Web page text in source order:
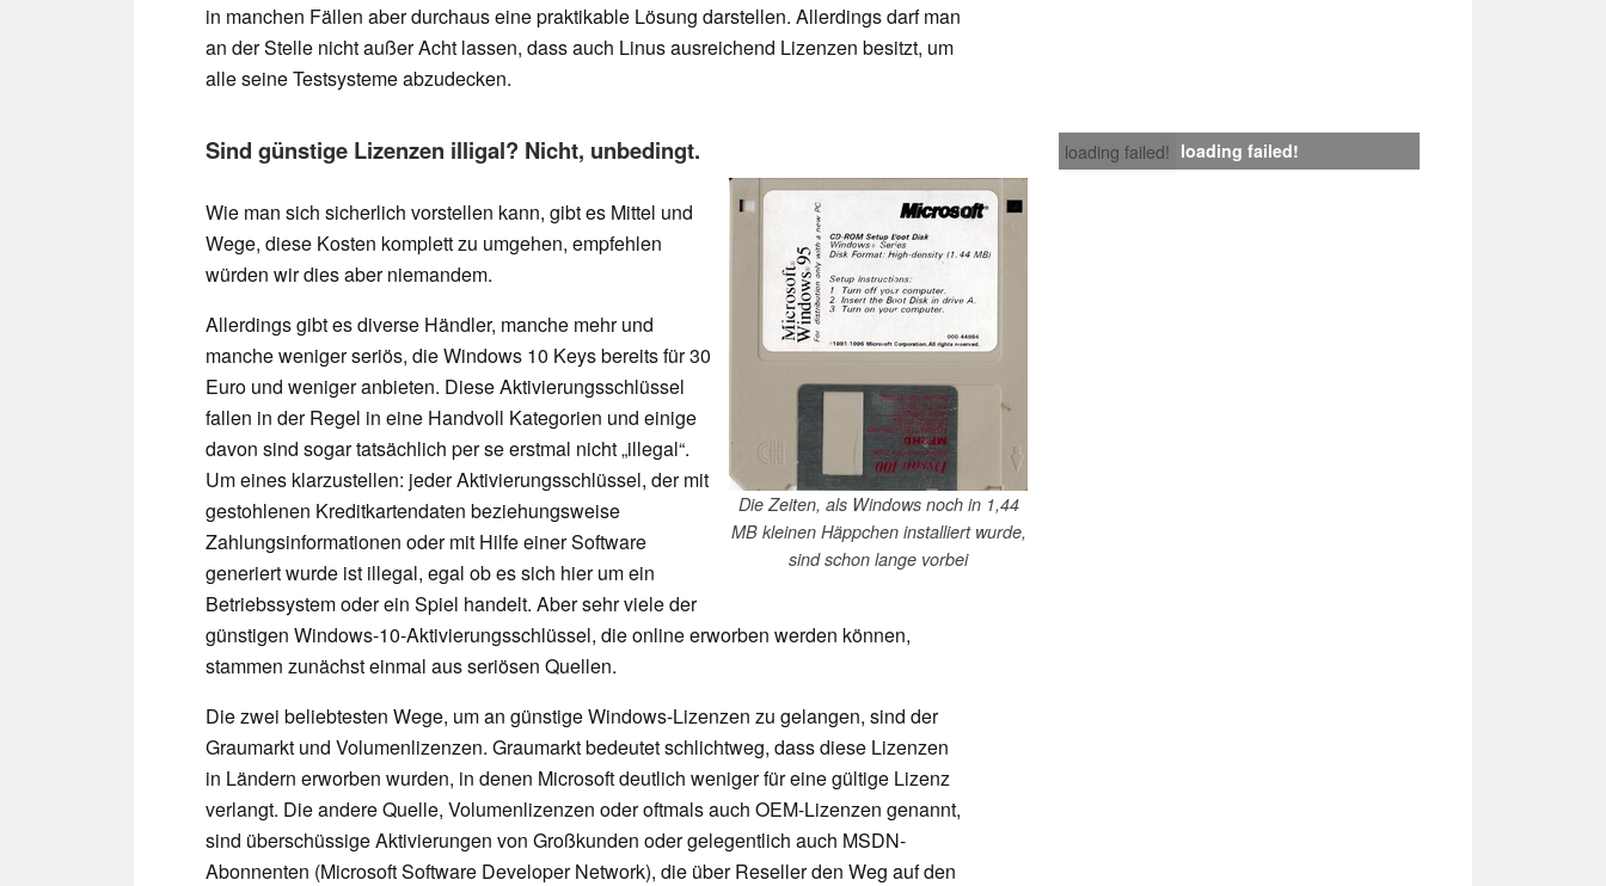
in manchen Fällen aber durchaus eine praktikable Lösung darstellen. Allerdings darf man
an der Stelle nicht außer Acht lassen, dass auch Linus ausreichend Lizenzen besitzt, um
alle seine Testsysteme abzudecken.
loading failed! loading failed!
Sind günstige Lizenzen illigal? Nicht, unbedingt.
Die Zeiten, als Windows noch in 1,44
MB kleinen Häppchen installiert wurde,
sind schon lange vorbei
Wie man sich sicherlich vorstellen kann, gibt es Mittel und
Wege, diese Kosten komplett zu umgehen, empfehlen
würden wir dies aber niemandem.
Allerdings gibt es diverse Händler, manche mehr und
manche weniger seriös, die Windows 10 Keys bereits für 30
Euro und weniger anbieten. Diese Aktivierungsschlüssel
fallen in der Regel in eine Handvoll Kategorien und einige
davon sind sogar tatsächlich per se erstmal nicht „illegal“.
Um eines klarzustellen: jeder Aktivierungsschlüssel, der mit
gestohlenen Kreditkartendaten beziehungsweise
Zahlungsinformationen oder mit Hilfe einer Software
generiert wurde ist illegal, egal ob es sich hier um ein
Betriebssystem oder ein Spiel handelt. Aber sehr viele der
günstigen Windows-10-Aktivierungsschlüssel, die online erworben werden können,
stammen zunächst einmal aus seriösen Quellen.
Die zwei beliebtesten Wege, um an günstige Windows-Lizenzen zu gelangen, sind der
Graumarkt und Volumenlizenzen. Graumarkt bedeutet schlichtweg, dass diese Lizenzen
in Ländern erworben wurden, in denen Microsoft deutlich weniger für eine gültige Lizenz
verlangt. Die andere Quelle, Volumenlizenzen oder oftmals auch OEM-Lizenzen genannt,
sind überschüssige Aktivierungen von Großkunden oder gelegentlich auch MSDN-
Abonnenten (Microsoft Software Developer Network), die über Reseller den Weg auf den